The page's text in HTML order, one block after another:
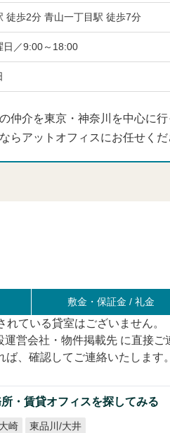
徒歩2分 青山一丁目駅 徒歩7分
日／9:00～18:00
仲介を東京・神奈川を中心に
らアットオフィスにお任せくだ
敷金・保証金 / 礼金
ている貸室はございません。
営会社・物件掲載先 に直接ご
ば、確認してご連絡いたします。
・賃貸オフィスを探してみる
崎 東品川/大井